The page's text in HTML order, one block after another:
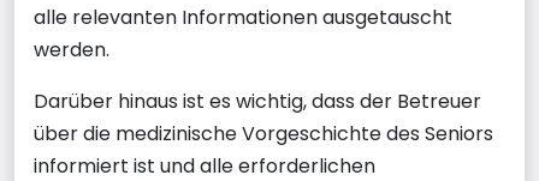
alle relevanten Informationen ausgetauscht
werden.
Darüber hinaus ist es wichtig, dass der Betreuer
über die medizinische Vorgeschichte des Seniors
informiert ist und alle erforderlichen